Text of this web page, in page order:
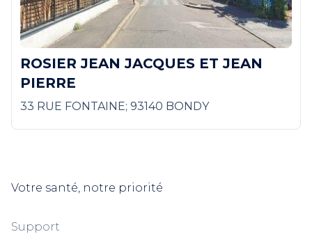
ROSIER JEAN JACQUES ET JEAN
PIERRE
33 RUE FONTAINE; 93140 BONDY
Votre santé, notre priorité
Support